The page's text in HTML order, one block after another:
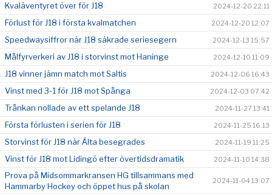
Kvaläventyret över för J18 2024-12-20 22:11
Förlust för J18 i första kvalmatchen 2024-12-20 12:07
Speedwaysiffror när J18 säkrade seriesegern 2024-12-13 15:57
Målfyrverkeri av J18 i storvinst mot Haninge 2024-12-10 11:09
J18 vinner jämn match mot Saltis 2024-12-06 16:43
Vinst med 3-1 för J18 mot Spånga 2024-12-03 07:42
Trånkan nollade av ett spelande J18 2024-11-27 13:41
Första förlusten i serien för J18 2024-11-25 16:13
Storvinst för J18 när Älta besegrades 2024-11-19 11:25
Vinst för J18 mot Lidingö efter övertidsdramatik 2024-11-10 14:38
Prova på Midsommarkransen HG tillsammans med
Hammarby Hockey och öppet hus på skolan
2024-11-04 13:07